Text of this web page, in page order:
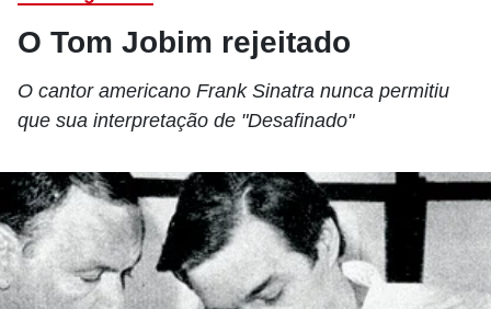
O Tom Jobim rejeitado
O cantor americano Frank Sinatra nunca permitiu
que sua interpretação de "Desafinado"